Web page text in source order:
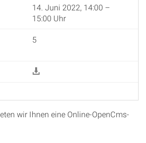
14. Juni 2022, 14:00 –
15:00 Uhr
5
wir Ihnen eine Online-OpenCms-